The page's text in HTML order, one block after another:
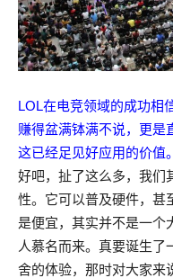
LOL在电竞领域的成功相
赚得盆满钵满不说，更是
这已经足见好应用的价值。
好吧，扯了这么多，我们
性。它可以普及硬件，甚
是便宜，其实并不是一个
人慕名而来。真要诞生了
舍的体验，那时对大家来